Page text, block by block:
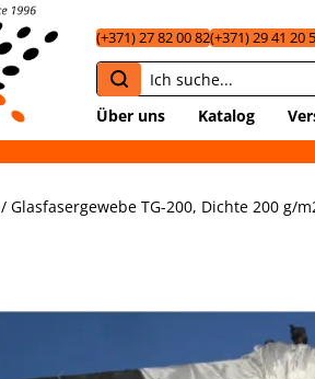
(+371) 27 82 00 82(+371) 29 41 20
Über uns Katalog
/ Glasfasergewebe TG-200, Dichte 200 g/